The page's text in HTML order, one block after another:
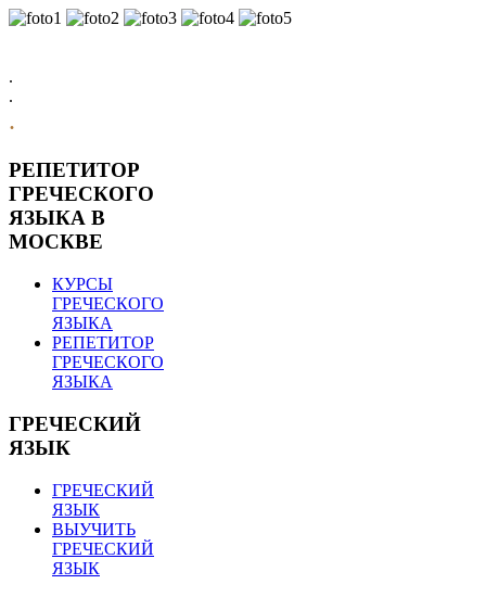
.
.
.
РЕПЕТИТОР
ГРЕЧЕСКОГО
ЯЗЫКА В
МОСКВЕ
КУРСЫ
ГРЕЧЕСКОГО
ЯЗЫКА
РЕПЕТИТОР
ГРЕЧЕСКОГО
ЯЗЫКА
ГРЕЧЕСКИЙ
ЯЗЫК
ГРЕЧЕСКИЙ
ЯЗЫК
ВЫУЧИТЬ
ГРЕЧЕСКИЙ
ЯЗЫК